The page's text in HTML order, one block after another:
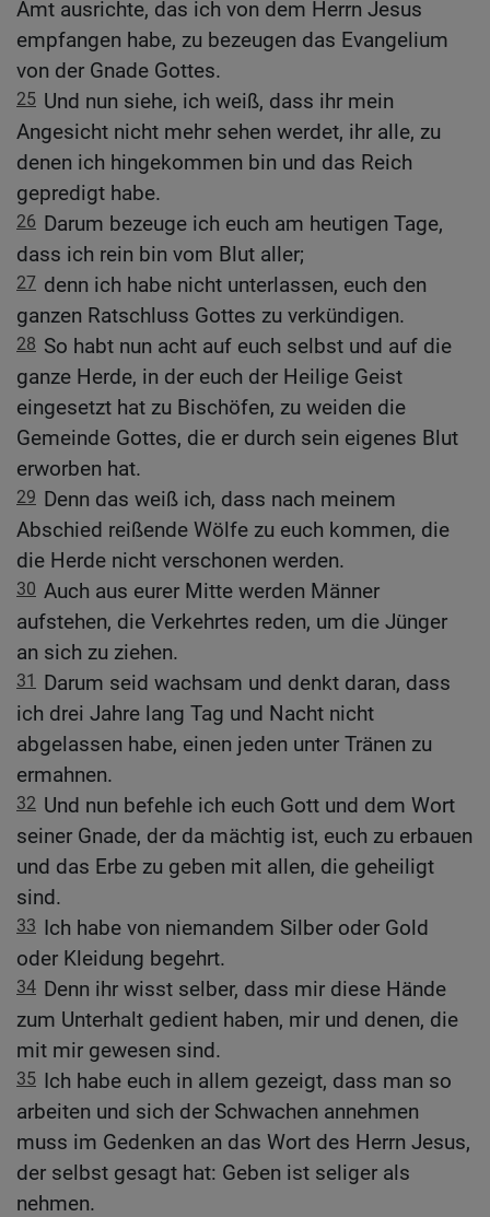
Amt ausrichte, das ich von dem Herrn Jesus
empfangen habe, zu bezeugen das Evangelium
von der Gnade Gottes.
25 Und nun siehe, ich weiß, dass ihr mein
Angesicht nicht mehr sehen werdet, ihr alle, zu
denen ich hingekommen bin und das Reich
gepredigt habe.
26 Darum bezeuge ich euch am heutigen Tage,
dass ich rein bin vom Blut aller;
27 denn ich habe nicht unterlassen, euch den
ganzen Ratschluss Gottes zu verkündigen.
28 So habt nun acht auf euch selbst und auf die
ganze Herde, in der euch der Heilige Geist
eingesetzt hat zu Bischöfen, zu weiden die
Gemeinde Gottes, die er durch sein eigenes Blut
erworben hat.
29 Denn das weiß ich, dass nach meinem
Abschied reißende Wölfe zu euch kommen, die
die Herde nicht verschonen werden.
30 Auch aus eurer Mitte werden Männer
aufstehen, die Verkehrtes reden, um die Jünger
an sich zu ziehen.
31 Darum seid wachsam und denkt daran, dass
ich drei Jahre lang Tag und Nacht nicht
abgelassen habe, einen jeden unter Tränen zu
ermahnen.
32 Und nun befehle ich euch Gott und dem Wort
seiner Gnade, der da mächtig ist, euch zu erbauen
und das Erbe zu geben mit allen, die geheiligt
sind.
33 Ich habe von niemandem Silber oder Gold
oder Kleidung begehrt.
34 Denn ihr wisst selber, dass mir diese Hände
zum Unterhalt gedient haben, mir und denen, die
mit mir gewesen sind.
35 Ich habe euch in allem gezeigt, dass man so
arbeiten und sich der Schwachen annehmen
muss im Gedenken an das Wort des Herrn Jesus,
der selbst gesagt hat: Geben ist seliger als
nehmen.